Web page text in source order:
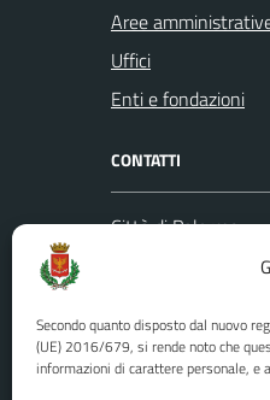
Secondo quanto disposto dal nuovo
(UE) 2016/679, si rende noto che
informazioni di carattere personale, e
Aree
Uffici
Enti e fondazioni
CONTATTI
Città di Palermo
Codice fiscale / P.
U.O. Ufficio
(URP)